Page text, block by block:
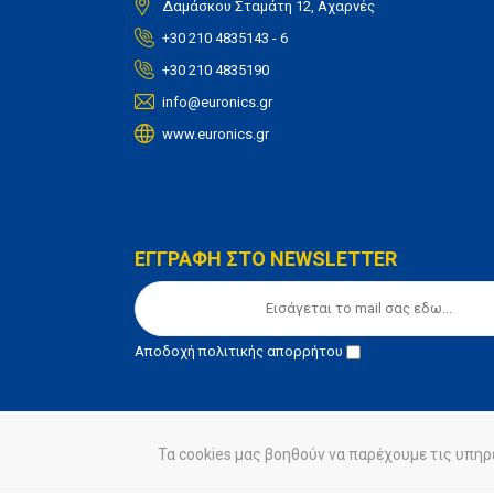
Δαμάσκου Σταμάτη 12, Αχαρνές
+30 210 4835143 - 6
+30 210 4835190
info@euronics.gr
www.euronics.gr
ΕΓΓΡΑΦΗ ΣΤΟ NEWSLETTER
Αποδοχήπολιτικής απορρήτου
© euronics 2020 Όροι Χρήσης Πολιτική
Τα cookies μας βοηθούν να παρέχουμε τις